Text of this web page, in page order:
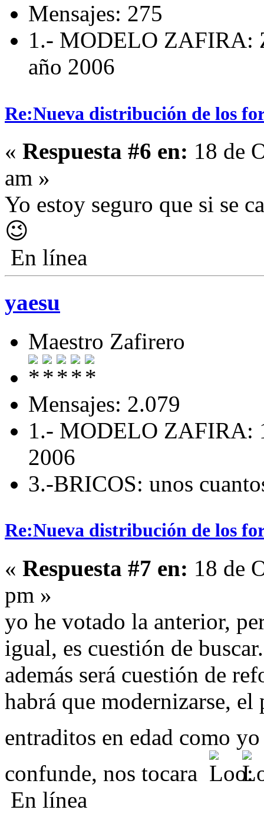
Mensajes: 275
1.- MODELO ZAFIRA:
año 2006
Re:Nueva distribución de los
« Respuesta #6 en: 18 de
am »
Yo estoy seguro que si se
😉
En línea
yaesu
Maestro Zafirero
Mensajes: 2.079
1.- MODELO ZAFIRA:
2006
3.-BRICOS: unos
Re:Nueva distribución de los
« Respuesta #7 en: 18 de
pm »
yo he votado la anterior,
igual, es cuestión de buscar.
además será cuestión de
habrá que modernizarse,
entraditos en edad como
confunde, nos tocara
En línea